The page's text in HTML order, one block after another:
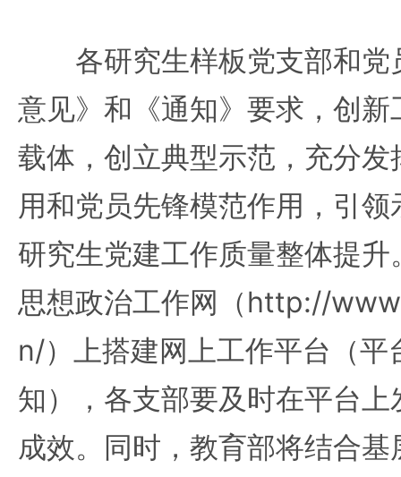
各研究生样板党支部和党
意见》和《通知》要求，创
载体，创立典型示范，充分
用和党员先锋模范作用，引
研究生党建工作质量整体提
思想政治工作网（http://
n/）上搭建网上工作平台（平
知），各支部要及时在平台
成效。同时，教育部将结合